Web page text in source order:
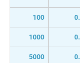
100
1000
5000